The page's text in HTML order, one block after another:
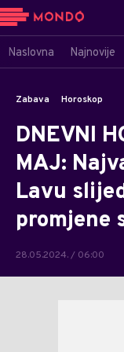
Naslovna Najnovije
Zabava Horoskop
DNEVNI
MAJ:
Lavu
promjene
28.05.2024. / 06:00